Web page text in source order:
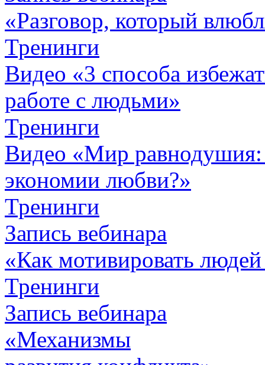
«Разговор, который
Тренинги
Видео «3 способа
работе с людьми»
Тренинги
Видео «Мир равнодушия:
экономии любви?»
Тренинги
Запись вебинара
«Как мотивировать
Тренинги
Запись вебинара
«Механизмы